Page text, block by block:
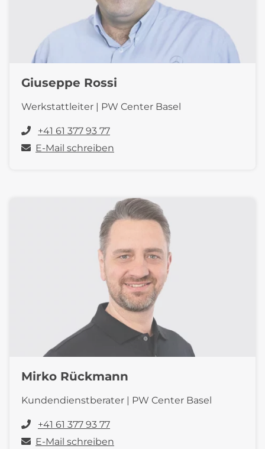
Giuseppe Rossi
Werkstattleiter | PW Center Basel
+41 61 377 93 77
E-Mail schreiben
Mirko Rückmann
Kundendienstberater | PW Center Basel
+41 61 377 93 77
E-Mail schreiben